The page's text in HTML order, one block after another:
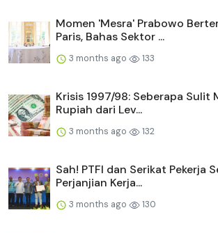
Momen 'Mesra' Prabowo
Paris, Bahas Sektor ...
3 months ago 133
Krisis 1997/98: Seberapa Sulit
Rupiah dari Lev...
3 months ago 132
Sah! PTFI dan Serikat Pekerja
Perjanjian Kerja...
3 months ago 130